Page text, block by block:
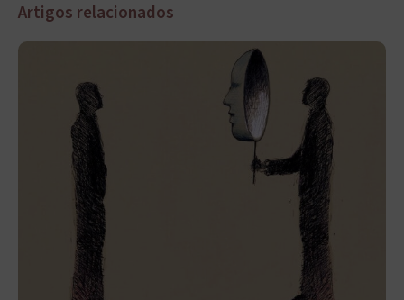
Artigos relacionados